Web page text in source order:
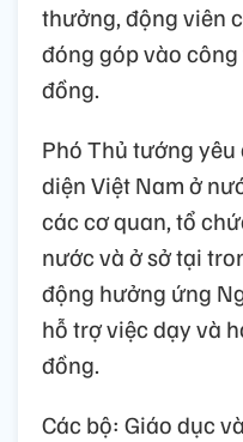
thưởng, động viên
đóng góp vào
đồng.
Phó Thủ tướng
diện Việt Nam ở
các cơ quan, tổ
nước và ở sở tại
động hưởng ứng
hỗ trợ việc dạy và
đồng.
Các bộ: Giáo dục